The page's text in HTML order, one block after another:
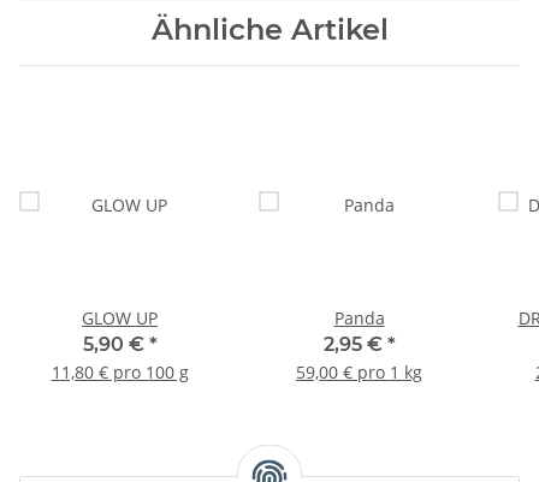
Ähnliche Artikel
GLOW UP
5,90 € *
11,80 € pro 100 g
Panda
2,95 € *
59,00 € pro 1 kg